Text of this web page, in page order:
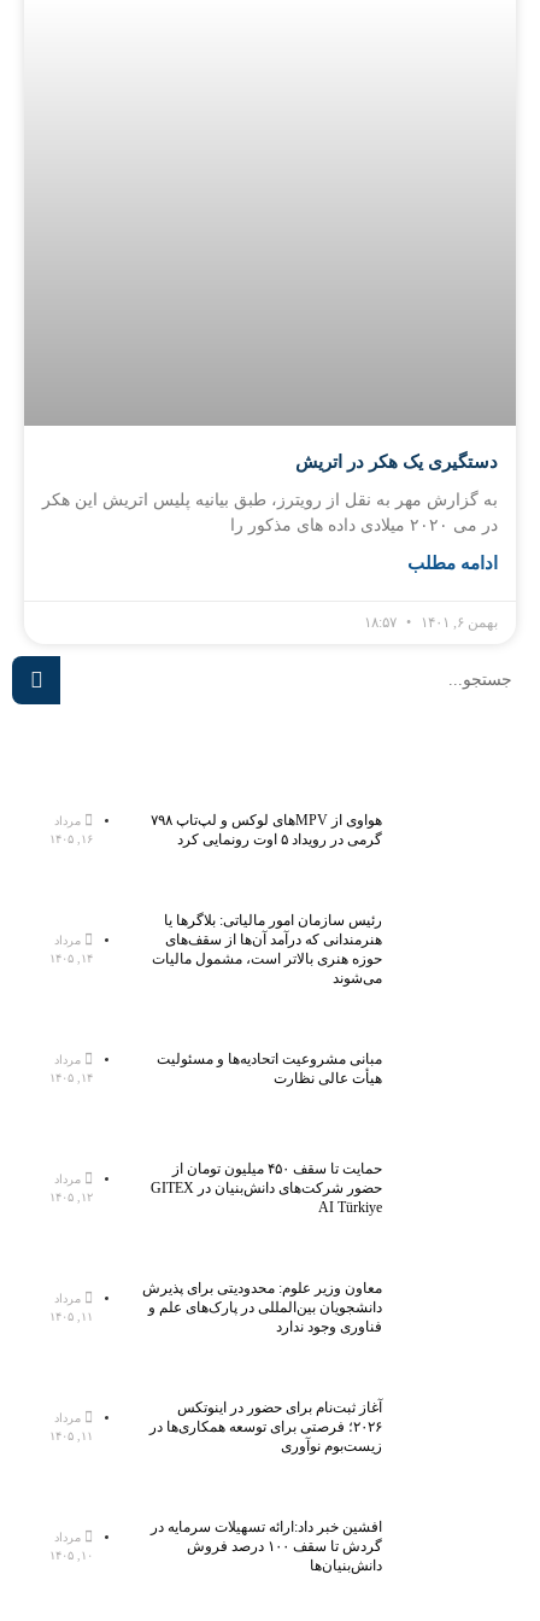
دستگیری یک هکر در اتریش
به گزارش مهر به نقل از رویترز، طبق بیانیه پلیس اتریش این هکر
در می ۲۰۲۰ میلادی داده های مذکور را
ادامه مطلب
بهمن ۶, ۱۴۰۱
هواوی از MPVهای لوکس و لپ‌تاپ ۷۹۸
گرمی در رویداد ۵ اوت رونمایی کرد
مرداد
۱۶, ۱۴۰۵
رئیس سازمان امور مالیاتی: بلاگر‌ها یا
هنرمندانی که درآمد آن‌ها از سقف‌های
حوزه هنری بالاتر است، مشمول مالیات
می‌شوند
مرداد
۱۴, ۱۴۰۵
مبانی مشروعیت اتحادیه‌ها و مسئولیت
هیأت عالی نظارت
مرداد
۱۴, ۱۴۰۵
حمایت تا سقف ۴۵۰ میلیون تومان از
حضور شرکت‌های دانش‌بنیان در GITEX
AI Türkiye
مرداد
۱۲, ۱۴۰۵
معاون وزیر علوم: محدودیتی برای پذیرش
دانشجویان بین‌المللی در پارک‌های علم و
فناوری وجود ندارد
مرداد
۱۱, ۱۴۰۵
آغاز ثبت‌نام برای حضور در اینوتکس
۲۰۲۶؛ فرصتی برای توسعه همکاری‌ها در
زیست‌بوم نوآوری
مرداد
۱۱, ۱۴۰۵
افشین خبر داد:ارائه تسهیلات سرمایه در
گردش تا سقف ۱۰۰ درصد فروش
دانش‌بنیان‌ها
مرداد
۱۰, ۱۴۰۵